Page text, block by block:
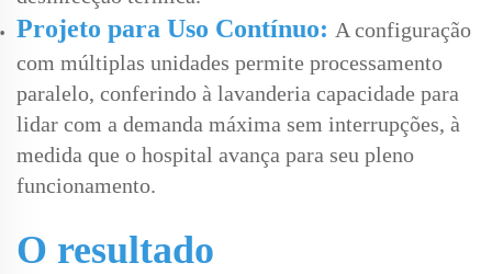
Projeto para Uso Contínuo: A configuração
com múltiplas unidades permite processamento
paralelo, conferindo à lavanderia capacidade para
lidar com a demanda máxima sem interrupções, à
medida que o hospital avança para seu pleno
funcionamento.
O resultado